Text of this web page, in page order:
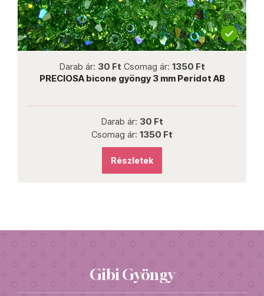
Darab ár: 30 Ft Csomag ár: 1350 Ft
PRECIOSA bicone gyöngy 3 mm Peridot AB
Darab ár: 30 Ft
Csomag ár: 1350 Ft
Részletek
Gibi Gyöngy